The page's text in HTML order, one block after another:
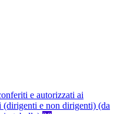
e autorizzati ai
(dirigenti e non dirigenti) (da